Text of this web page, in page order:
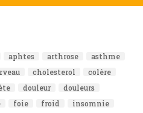
aphtes arthrose
asthme
cholesterol
colère
douleur
douleurs
foie froid
insomnie